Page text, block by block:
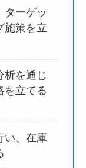
ターゲッ
施策を立
析を通じ
を立てる
い、在庫